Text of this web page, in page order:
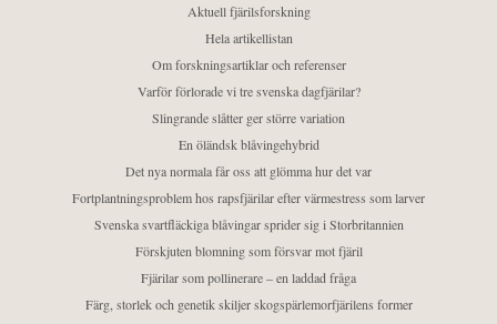
Aktuell fjärilsforskning
Hela artikellistan
Om forskningsartiklar och referenser
Varför förlorade vi tre svenska dagfjärilar?
Slingrande slåtter ger större variation
En öländsk blåvingehybrid
Det nya normala får oss att glömma hur det var
Fortplantningsproblem hos rapsfjärilar efter värmestress som larver
Svenska svartfläckiga blåvingar sprider sig i Storbritannien
Förskjuten blomning som försvar mot fjäril
Fjärilar som pollinerare – en laddad fråga
Färg, storlek och genetik skiljer skogspärlemorfjärilens former